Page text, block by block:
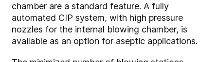
chamber are a standard feature. A fully
automated CIP system, with high pressure
nozzles for the internal blowing chamber, is
available as an option for aseptic applications.